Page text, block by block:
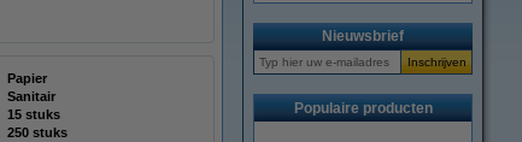
Papier
Sanitair
15 stuks
250 stuks
Nieuwsbrief
Populaire producten